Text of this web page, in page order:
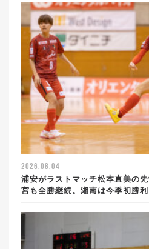
2026.08.04
浦安がラストマッチ松本直美の
宮も全勝継続。湘南は今季初勝